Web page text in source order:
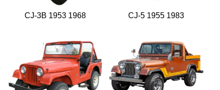
CJ-3B 1953 1968 CJ-5 1955 1983